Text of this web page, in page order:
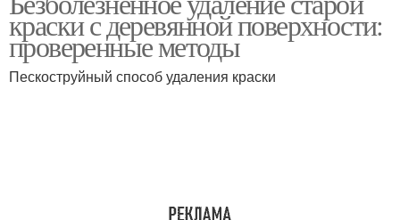
краски с деревянной поверхности:
проверенные методы
Пескоструйный способ удаления краски